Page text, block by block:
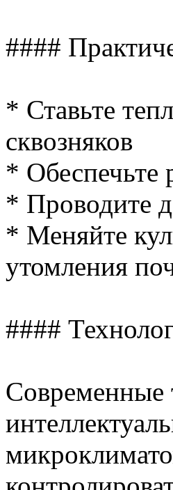
####
* Ставьте
сквозняков
* Обеспечьте
* Проводите
* Меняйте
утомления
####
Современные